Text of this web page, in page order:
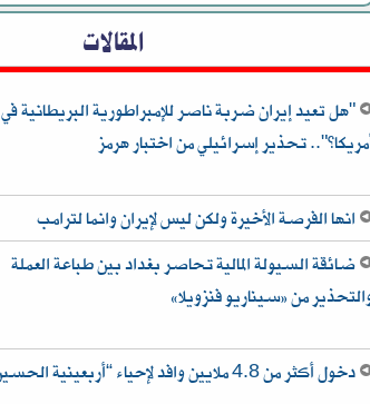
المقالات
"هل تعيد إيران ضربة ناصر للإمبراطورية البريطانية في
تحذير إسرائيلي من اختبار هرمز
انها الفرصة الأخيرة ولكن ليس لإيران وانما لترامب
ضائقة السيولة المالية تحاصر بغداد بين طباعة العملة
من «سيناريو فنزويلا»
دخول أكثر من 4.8 ملايين وافد لإحياء “أربعينية الحسين”